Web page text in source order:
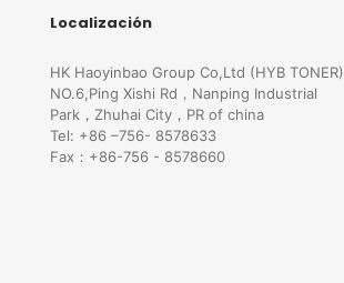
Localización
HK Haoyinbao Group Co,Ltd (HYB TONER)
NO.6,Ping Xishi Rd，Nanping Industrial
Park，Zhuhai City，PR of china
Tel: +86 –756- 8578633
Fax：+86-756 - 8578660